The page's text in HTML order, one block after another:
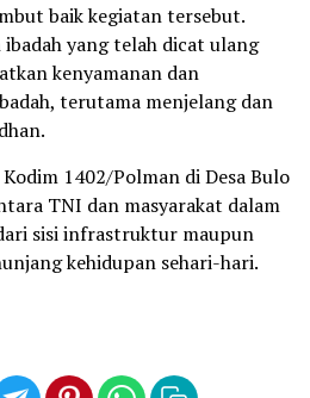
baik kegiatan tersebut.
yang telah dicat ulang
kenyamanan dan
terutama menjelang dan
1402/Polman di Desa Bulo
TNI dan masyarakat dalam
sisi infrastruktur maupun
kehidupan sehari-hari.